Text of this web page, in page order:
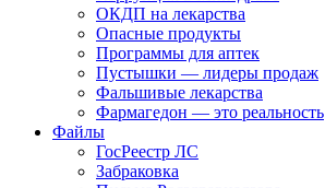
ОКДП на лекарства
Опасные продукты
Программы для аптек
Пустышки — лидеры продаж
Фальшивые лекарства
Фармагедон — это реальность
Файлы
ГосРеестр ЛС
Забраковка